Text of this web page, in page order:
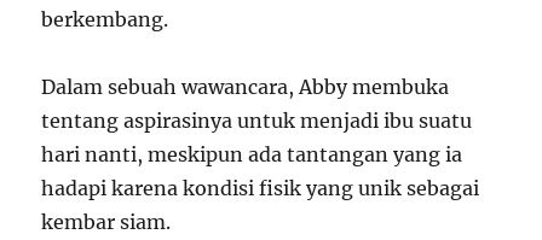
berkembang.
Dalam sebuah wawancara, Abby membuka
tentang aspirasinya untuk menjadi ibu suatu
hari nanti, meskipun ada tantangan yang ia
hadapi karena kondisi fisik yang unik sebagai
kembar siam.